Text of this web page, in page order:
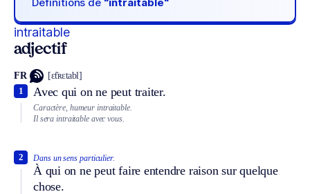
Définitions de “intraitable“
intraitable
adjectif
FR [ɛ̃tʀɛtabl]
Avec qui on ne peut traiter.
1
Caractère, humeur intraitable.
Il sera intraitable avec vous.
Dans un sens particulier.
À qui on ne peut faire entendre raison sur quelque
chose.
2